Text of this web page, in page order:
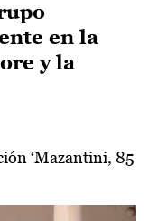
en la
y la
‘Mazantini, 85